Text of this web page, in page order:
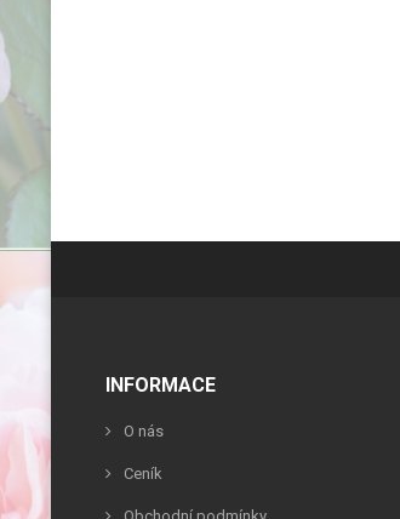
INFORMACE
O nás
Ceník